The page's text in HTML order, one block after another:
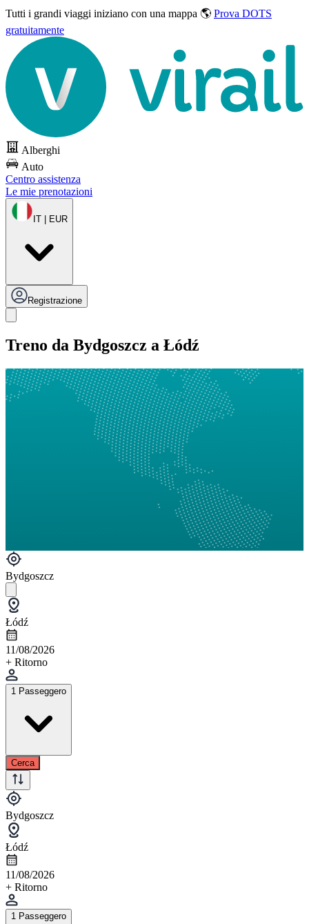
Tutti i grandi viaggi iniziano con una mappa 🌎 Prova DOTS
gratuitamente
Alberghi
Auto
Centro assistenza
Le mie prenotazioni
IT | EUR
Registrazione
Treno da Bydgoszcz a Łódź
Bydgoszcz
Łódź
11/08/2026
+ Ritorno
1 Passeggero
Cerca
Bydgoszcz
Łódź
11/08/2026
+ Ritorno
1 Passeggero